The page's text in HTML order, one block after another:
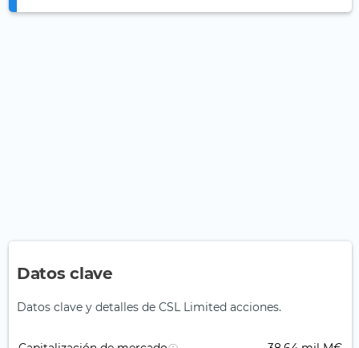
Datos clave
Datos clave y detalles de CSL Limited acciones.